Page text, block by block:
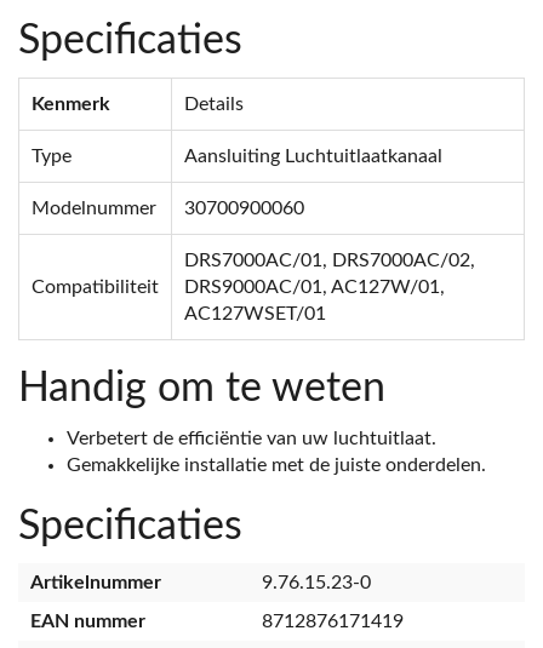
Specificaties
Kenmerk Details
Type Aansluiting Luchtuitlaatkanaal
Modelnummer 30700900060
Compatibiliteit
DRS7000AC/01, DRS7000AC/02,
DRS9000AC/01, AC127W/01,
AC127WSET/01
Handig om te weten
Verbetert de efficiëntie van uw luchtuitlaat.
Gemakkelijke installatie met de juiste onderdelen.
Specificaties
Artikelnummer
9.76.15.23-0
EAN nummer
8712876171419